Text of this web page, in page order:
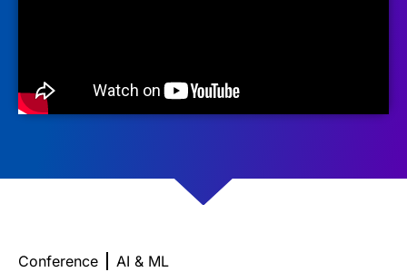
Conference AI & ML